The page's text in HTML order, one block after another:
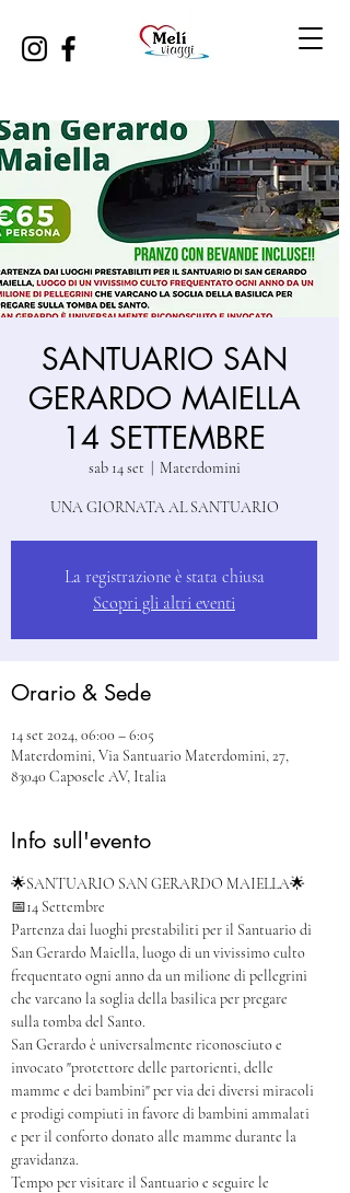
SANTUARIO SAN
GERARDO MAIELLA
14 SETTEMBRE
sab 14 set Materdomini
UNA GIORNATA AL SANTUARIO
La registrazione è stata chiusa
Scopri gli altri eventi
Orario & Sede
14 set 2024, 06:00 – 6:05
Materdomini, Via Santuario Materdomini, 27,
83040 Caposele AV, Italia
Info sull'evento
🌟SANTUARIO SAN GERARDO MAIELLA🌟
📅14 Settembre
Partenza dai luoghi prestabiliti per il Santuario di
San Gerardo Maiella, luogo di un vivissimo culto
frequentato ogni anno da un milione di pellegrini
che varcano la soglia della basilica per pregare
sulla tomba del Santo.
San Gerardo è universalmente riconosciuto e
invocato "protettore delle partorienti, delle
mamme e dei bambini" per via dei diversi miracoli
e prodigi compiuti in favore di bambini ammalati
e per il conforto donato alle mamme durante la
gravidanza.
Tempo per visitare il Santuario e seguire le